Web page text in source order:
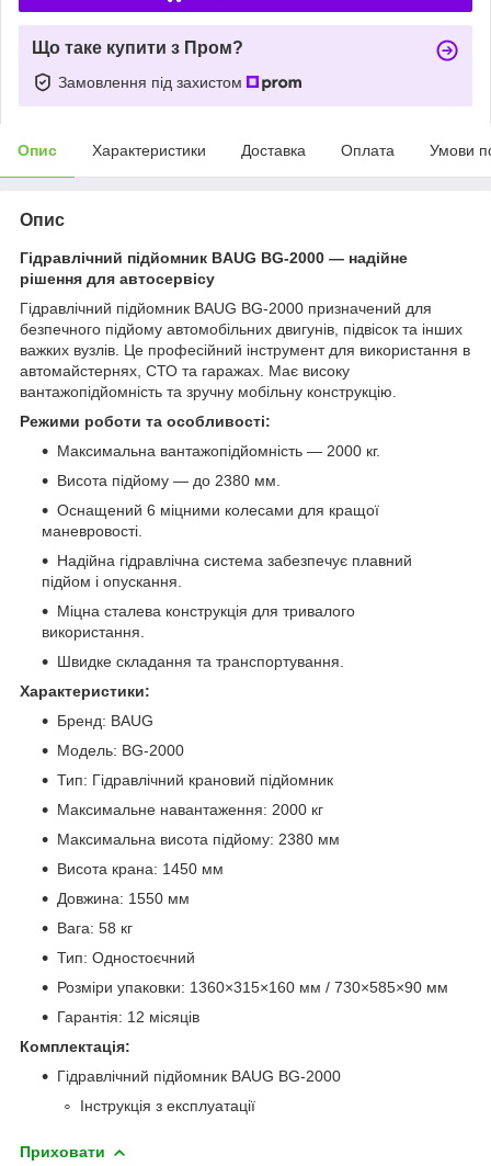
Що таке купити з Пром?
Замовлення під захистом
Опис Характеристики Доставка Оплата Умови
Опис
Гідравлічний підйомник BAUG BG-2000 — надійне
рішення для автосервісу
Гідравлічний підйомник BAUG BG-2000 призначений для
безпечного підйому автомобільних двигунів, підвісок та інших
важких вузлів. Це професійний інструмент для використання в
автомайстернях, СТО та гаражах. Має високу
вантажопідйомність та зручну мобільну конструкцію.
Режими роботи та особливості:
Максимальна вантажопідйомність — 2000 кг.
Висота підйому — до 2380 мм.
Оснащений 6 міцними колесами для кращої
маневровості.
Надійна гідравлічна система забезпечує плавний
підйом і опускання.
Міцна сталева конструкція для тривалого
використання.
Швидке складання та транспортування.
Характеристики:
Бренд: BAUG
Модель: BG-2000
Тип: Гідравлічний крановий підйомник
Максимальне навантаження: 2000 кг
Максимальна висота підйому: 2380 мм
Висота крана: 1450 мм
Довжина: 1550 мм
Вага: 58 кг
Тип: Одностоєчний
Розміри упаковки: 1360×315×160 мм / 730×585×90 мм
Гарантія: 12 місяців
Комплектація:
Гідравлічний підйомник BAUG BG-2000
Інструкція з експлуатації
Приховати